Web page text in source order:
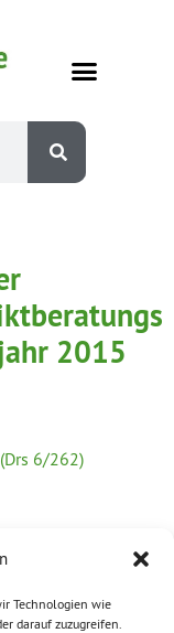
Technologien wie
darauf zuzugreifen.
2015
6/262)